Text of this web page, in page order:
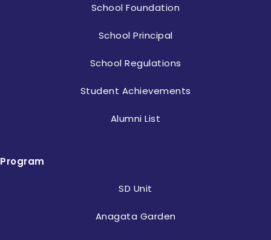
School Foundation
School Principal
School Regulations
Student Achievements
Alumni List
Program
SD Unit
Anagata Garden